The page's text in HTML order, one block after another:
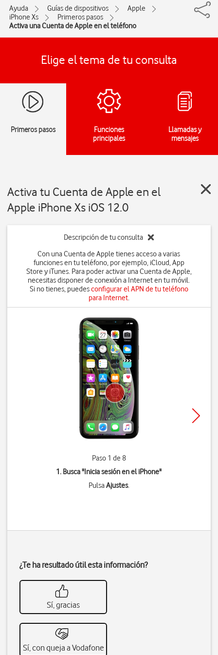
Ayuda Guías de dispositivos
Apple
iPhone Xs
Primeros pasos
Activa una Cuenta de Apple en el teléfono
Elige el tema de tu consulta
Primeros pasos
Funciones
principales
Llamadas y
mensajes
Activa tu Cuenta de Apple en el
Apple iPhone Xs iOS 12.0
Descripción de tu consulta
Con una Cuenta de Apple tienes acceso a varias
funciones en tu teléfono, por ejemplo, iCloud, App
Store y iTunes. Para poder activar una Cuenta de Apple,
necesitas disponer de conexión a Internet en tu móvil.
Si no tienes, puedesconfigurar el APN de tu teléfono
para Internet.
Paso 1 de 8
1. Busca "Inicia sesión en el iPhone"
PulsaAjustes.
¿Te ha resultado útil esta información?
Sí, gracias
Sí, con queja a Vodafone